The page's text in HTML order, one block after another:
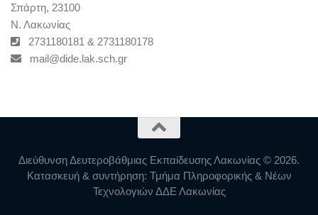
Σπάρτη, 23100
Ν. Λακωνίας
2731180181 & 2731180178
mail@dide.lak.sch.gr
Διεύθυνση Δευτεροβάθμιας Εκπαίδευσης Λακωνίας © 2026.
Κατασκευή & συντήρηση: Τμήμα Πληροφορικής & Νέων
Τεχνολογιών ΔΔΕ Λακωνίας